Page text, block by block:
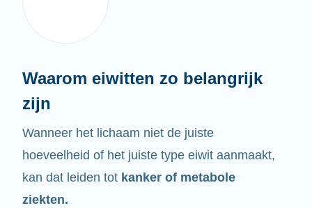
Waarom eiwitten zo belangrijk
zijn
Wanneer het lichaam niet de juiste
hoeveelheid of het juiste type eiwit aanmaakt,
kan dat leiden tot kanker of metabole
ziekten.